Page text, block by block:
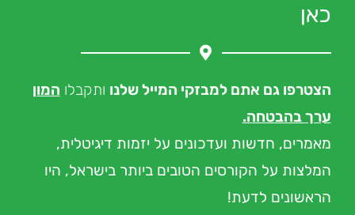
כאן
הצטרפו גם אתם למבזקי המייל שלנו ותקבלו המון
ערך בהבטחה.
מאמרים, חדשות ועדכונים על יזמות דיגיטלית,
המלצות על הקורסים הטובים ביותר בישראל, היו
הראשונים לדעת!